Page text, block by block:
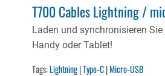
T700 Cables Lightning /
Laden und synchronisieren Sie
Handy oder Tablet!
Tags:Lightning|Type-C|Micro-USB